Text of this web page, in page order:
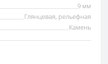
9 мм
Глянцевая, рельефная
Камень